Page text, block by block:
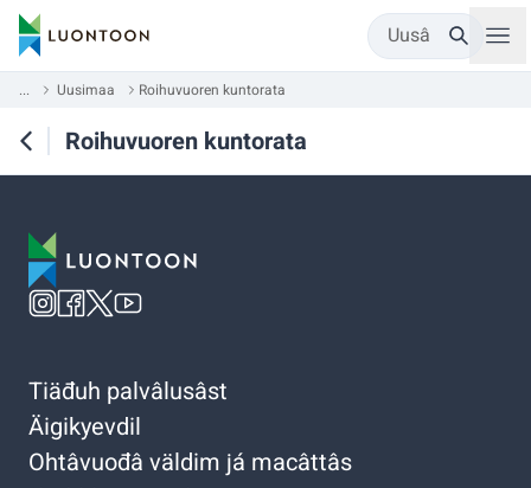
Uusâ
... Uusimaa Roihuvuoren kuntorata
Roihuvuoren kuntorata
Tiäđuh palvâlusâst
Äigikyevdil
Ohtâvuođâ väldim já macâttâs